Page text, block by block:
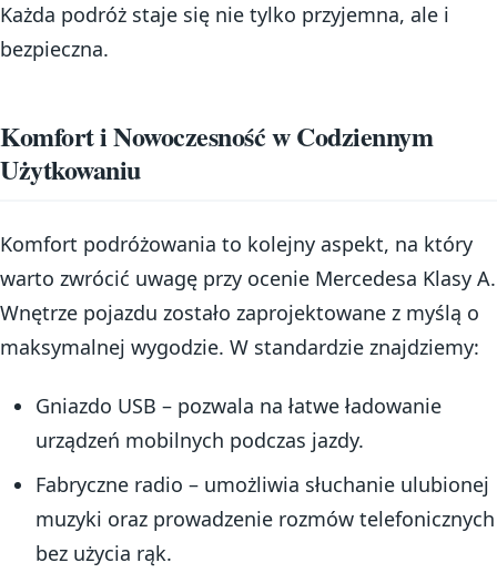
Każda podróż staje się nie tylko przyjemna, ale i
bezpieczna.
Komfort i Nowoczesność w Codziennym
Użytkowaniu
Komfort podróżowania to kolejny aspekt, na który
warto zwrócić uwagę przy ocenie Mercedesa Klasy A.
Wnętrze pojazdu zostało zaprojektowane z myślą o
maksymalnej wygodzie. W standardzie znajdziemy:
Gniazdo USB – pozwala na łatwe ładowanie
urządzeń mobilnych podczas jazdy.
Fabryczne radio – umożliwia słuchanie ulubionej
muzyki oraz prowadzenie rozmów telefonicznych
bez użycia rąk.